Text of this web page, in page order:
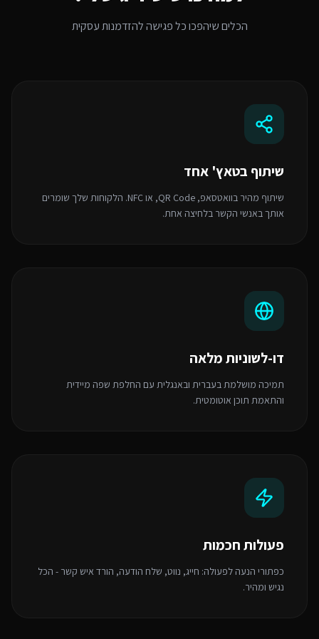
הכלים שיהפכו כל פגישה להזדמנות עסקית
שיתוף בטאץ' אחד
שיתוף מהיר בוואטסאפ, QR Code, או NFC. הלקוחות שלך שומרים
אותך באנשי הקשר בלחיצה אחת.
דו-לשוניות מלאה
תמיכה מושלמת בעברית ובאנגלית עם החלפת שפה מיידית
והתאמת תוכן אוטומטית.
פעולות חכמות
כפתורי הנעה לפעולה: חייג, נווט, שלח הודעה, הורד איש קשר - הכל
נגיש ומהיר.